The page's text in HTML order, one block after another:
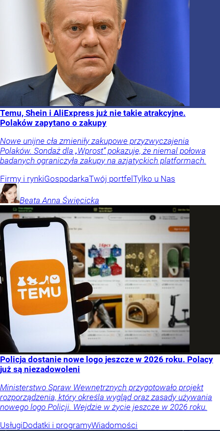
Temu, Shein i AliExpress już nie takie atrakcyjne.
Polaków zapytano o zakupy
Nowe unijne cła zmieniły zakupowe przyzwyczajenia
Polaków. Sondaż dla „Wprost” pokazuje, że niemal połowa
badanych ograniczyła zakupy na azjatyckich platformach.
Firmy i rynkiGospodarkaTwój portfel Tylko u Nas
Beata Anna Święcicka
Policja dostanie nowe logo jeszcze w 2026 roku. Polacy
już są niezadowoleni
Ministerstwo Spraw Wewnętrznych przygotowało projekt
rozporządzenia, który określa wygląd oraz zasady używania
nowego logo Policji. Wejdzie w życie jeszcze w 2026 roku.
UsługiDodatki i programyWiadomości